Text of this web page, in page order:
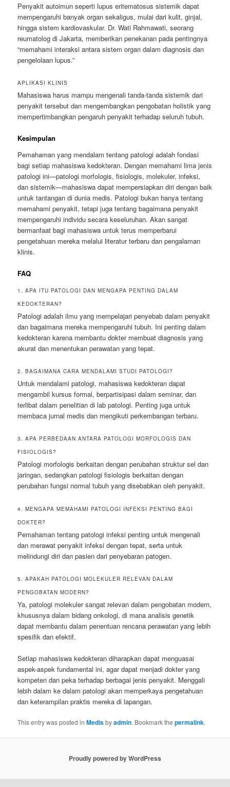
Penyakit autoimun seperti lupus eritematosus sistemik dapat
mempengaruhi banyak organ sekaligus, mulai dari kulit, ginjal,
hingga sistem kardiovaskular. Dr. Wati Rahmawati, seorang
reumatolog di Jakarta, memberikan penekanan pada pentingnya
“memahami interaksi antara sistem organ dalam diagnosis dan
pengelolaan lupus.”
APLIKASI KLINIS
Mahasiswa harus mampu mengenali tanda-tanda sistemik dari
penyakit tersebut dan mengembangkan pengobatan holistik yang
mempertimbangkan pengaruh penyakit terhadap seluruh tubuh.
Kesimpulan
Pemahaman yang mendalam tentang patologi adalah fondasi
bagi setiap mahasiswa kedokteran. Dengan memahami lima jenis
patologi ini—patologi morfologis, fisiologis, molekuler, infeksi,
dan sistemik—mahasiswa dapat mempersiapkan diri dengan baik
untuk tantangan di dunia medis. Patologi bukan hanya tentang
memahami penyakit, tetapi juga tentang bagaimana penyakit
mempengaruhi individu secara keseluruhan. Akan sangat
bermanfaat bagi mahasiswa untuk terus memperbarui
pengetahuan mereka melalui literatur terbaru dan pengalaman
klinis.
FAQ
1. APA ITU PATOLOGI DAN MENGAPA PENTING DALAM
KEDOKTERAN?
Patologi adalah ilmu yang mempelajari penyebab dalam penyakit
dan bagaimana mereka mempengaruhi tubuh. Ini penting dalam
kedokteran karena membantu dokter membuat diagnosis yang
akurat dan menentukan perawatan yang tepat.
2. BAGAIMANA CARA MENDALAMI STUDI PATOLOGI?
Untuk mendalami patologi, mahasiswa kedokteran dapat
mengambil kursus formal, berpartisipasi dalam seminar, dan
terlibat dalam penelitian di lab patologi. Penting juga untuk
membaca jurnal medis dan mengikuti perkembangan terbaru.
3. APA PERBEDAAN ANTARA PATOLOGI MORFOLOGIS DAN
FISIOLOGIS?
Patologi morfologis berkaitan dengan perubahan struktur sel dan
jaringan, sedangkan patologi fisiologis berkaitan dengan
perubahan fungsi normal tubuh yang disebabkan oleh penyakit.
4. MENGAPA MEMAHAMI PATOLOGI INFEKSI PENTING BAGI
DOKTER?
Pemahaman tentang patologi infeksi penting untuk mengenali
dan merawat penyakit infeksi dengan tepat, serta untuk
melindungi diri dan pasien dari penyebaran patogen.
5. APAKAH PATOLOGI MOLEKULER RELEVAN DALAM
PENGOBATAN MODERN?
Ya, patologi molekuler sangat relevan dalam pengobatan modern,
khususnya dalam bidang onkologi, di mana analisis genetik
dapat membantu dalam penentuan rencana perawatan yang lebih
spesifik dan efektif.
Setiap mahasiswa kedokteran diharapkan dapat menguasai
aspek-aspek fundamental ini, agar dapat menjadi dokter yang
kompeten dan peka terhadap berbagai jenis penyakit. Menggali
lebih dalam ke dalam patologi akan memperkaya pengetahuan
dan keterampilan praktis mereka di lapangan.
This entry was posted inMedisbyadmin. Bookmark thepermalink.
Proudly powered by WordPress